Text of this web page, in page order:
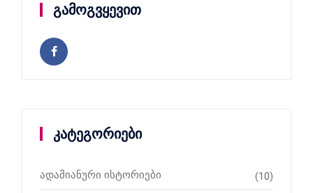
გამოგვყევით
კატეგორიები
ადამიანური ისტორიები (10)